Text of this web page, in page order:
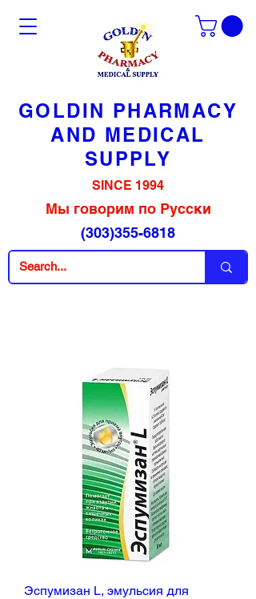
GOLDIN PHARMACY
AND MEDICAL
SUPPLY
SINCE 1994
Мы говорим по Русски
(303)355-6818
Эспумизан L, эмульсия для